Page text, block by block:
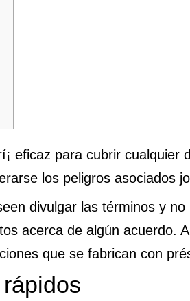
eficaz para cubrir
los peligros asociados
divulgar las términos y
acerca de algún acuerdo.
que se fabrican con